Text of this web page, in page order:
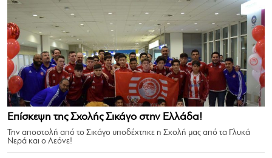
Επίσκεψη της Σχολής Σικάγο στην Ελλάδα!
Την αποστολή από το Σικάγο υποδέχτηκε η Σχολή μας από τα Γλυκά
Νερά και ο Λεόνε!